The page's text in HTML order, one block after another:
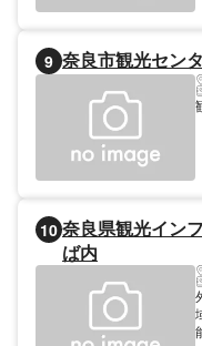
9 奈良市観光セン
10 奈良県観光イン
ば内